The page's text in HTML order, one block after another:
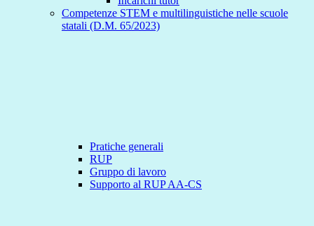
Competenze STEM e multilinguistiche nelle scuole
statali (D.M. 65/2023)
Pratiche generali
RUP
Gruppo di lavoro
Supporto al RUP AA-CS